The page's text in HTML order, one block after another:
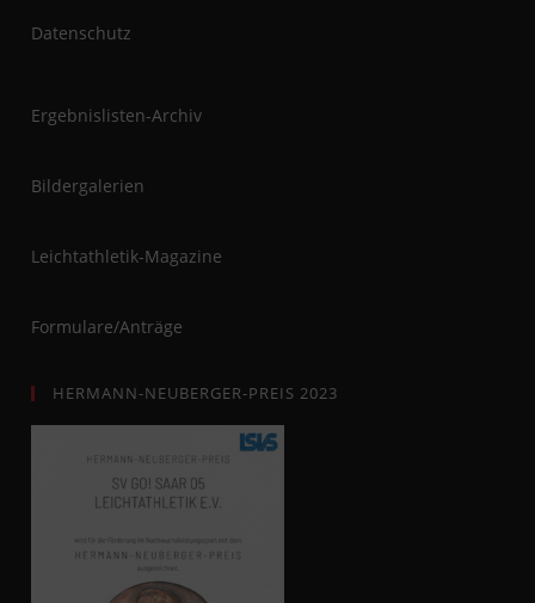
Datenschutz
Ergebnislisten-Archiv
Bildergalerien
Leichtathletik-Magazine
Formulare/Anträge
HERMANN-NEUBERGER-PREIS 2023